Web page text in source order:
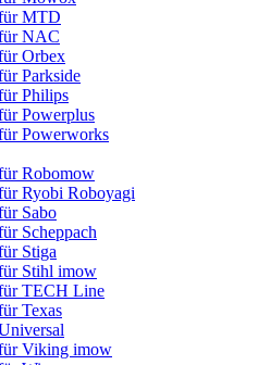
MTD
NAC
Orbex
Parkside
Philips
Powerplus
Powerworks
Robomow
Ryobi Roboyagi
Sabo
Scheppach
Stiga
Stihl imow
TECH Line
Texas
Viking imow